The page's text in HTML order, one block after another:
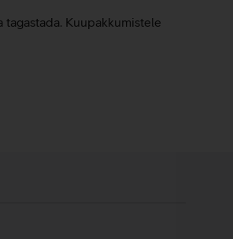
tagastada. Kuupakkumistele